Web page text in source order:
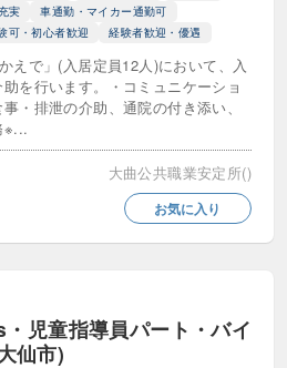
実
車通勤・マイカー通勤可
可・初心者歓迎 経験者歓迎・優遇
えで」(入居定員12人)において、入
を行います。・コミュニケーショ
・排泄の介助、通院の付き添い、
※...
大曲公共職業安定所()
お気に入り
児童指導員パート・バイ
仙市)